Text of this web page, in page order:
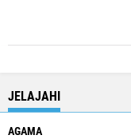
JELAJAHI
AGAMA